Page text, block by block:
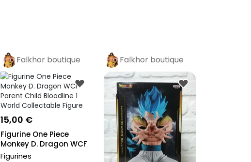
Falkhor boutique
Pro
15,00 €
Figurine One Piece
Monkey D. Dragon WCF
Parent Chi...
Figurines
Falkhor boutique
Pro